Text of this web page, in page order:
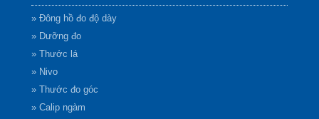
» Đông hồ đo độ dày
» Dưỡng đo
» Thước lá
» Nivo
» Thước đo góc
» Calip ngàm